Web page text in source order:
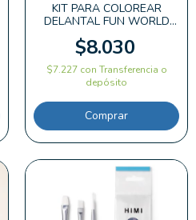
KIT PARA COLOREAR
DELANTAL FUN WORLD
RAINBOW FW
$8.030
$7.227 con Transferencia o
depósito